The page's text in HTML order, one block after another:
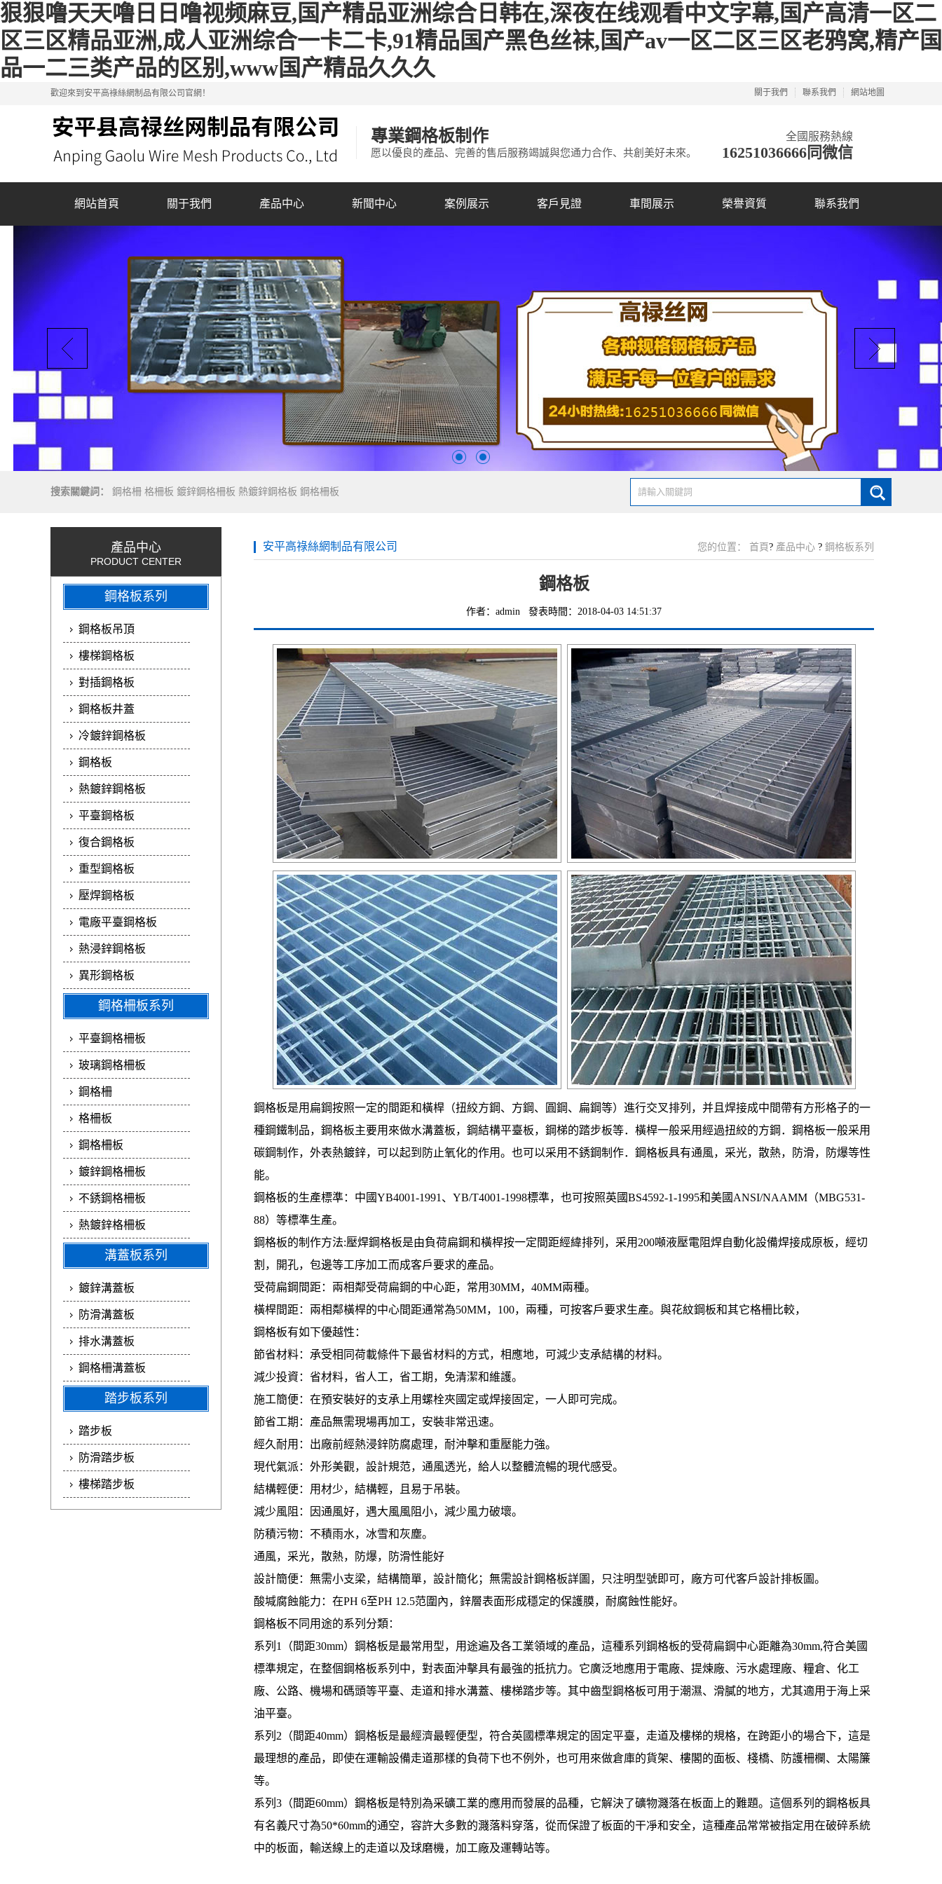
狠狠噜天天噜日日噜视频麻豆,国产精品亚洲综合日韩在,深夜在线观看中文字幕,国产高清一区二
区三区精品亚洲,成人亚洲综合一卡二卡,91精品国产黑色丝袜,国产av一区二区三区老鸦窝,精产国
品一二三类产品的区别,www国产精品久久久
歡迎來到安平高祿絲網制品有限公司官網！ 關于我們 聯系我們 網站地圖
專業鋼格板制作
愿以優良的產品、完善的售后服務竭誠與您通力合作、共創美好未來。
全國服務熱線
16251036666同微信
網站首頁 關于我們 產品中心 新聞中心 案例展示 客戶見證 車間展示 榮譽資質 聯系我們
搜索關鍵詞： 鋼格柵 格柵板 鍍鋅鋼格柵板 熱鍍鋅鋼格板 鋼格柵板
產品中心
PRODUCT CENTER
鋼格板系列
鋼格板吊頂
樓梯鋼格板
對插鋼格板
鋼格板井蓋
冷鍍鋅鋼格板
鋼格板
熱鍍鋅鋼格板
平臺鋼格板
復合鋼格板
重型鋼格板
壓焊鋼格板
電廠平臺鋼格板
熱浸鋅鋼格板
異形鋼格板
鋼格柵板系列
平臺鋼格柵板
玻璃鋼格柵板
鋼格柵
格柵板
鋼格柵板
鍍鋅鋼格柵板
不銹鋼格柵板
熱鍍鋅格柵板
溝蓋板系列
鍍鋅溝蓋板
防滑溝蓋板
排水溝蓋板
鋼格柵溝蓋板
踏步板系列
踏步板
防滑踏步板
樓梯踏步板
安平高祿絲網制品有限公司 您的位置： 首頁? 產品中心 ? 鋼格板系列
鋼格板
作者：admin 發表時間：2018-04-03 14:51:37
鋼格板是用扁鋼按照一定的間距和橫桿（扭絞方鋼、方鋼、圓鋼、扁鋼等）進行交叉排列，并且焊接成中間帶有方形格子的一
種鋼鐵制品，鋼格板主要用來做水溝蓋板，鋼結構平臺板，鋼梯的踏步板等．橫桿一般采用經過扭絞的方鋼．鋼格板一般采用
碳鋼制作，外表熱鍍鋅，可以起到防止氧化的作用。也可以采用不銹鋼制作．鋼格板具有通風，采光，散熱，防滑，防爆等性
能。
鋼格板的生產標準：中國YB4001-1991、YB/T4001-1998標準，也可按照英國BS4592-1-1995和美國ANSI/NAAMM（MBG531-
88）等標準生產。
鋼格板的制作方法:壓焊鋼格板是由負荷扁鋼和橫桿按一定間距經緯排列，采用200噸液壓電阻焊自動化設備焊接成原板，經切
割，開孔，包邊等工序加工而成客戶要求的產品。
受荷扁鋼間距：兩相鄰受荷扁鋼的中心距，常用30MM，40MM兩種。
橫桿間距：兩相鄰橫桿的中心間距通常為50MM，100，兩種，可按客戶要求生產。與花紋鋼板和其它格柵比較，
鋼格板有如下優越性：
節省材料：承受相同荷載條件下最省材料的方式，相應地，可減少支承結構的材料。
減少投資：省材料，省人工，省工期，免清潔和維護。
施工簡便：在預安裝好的支承上用螺栓夾國定或焊接固定，一人即可完成。
節省工期：產品無需現場再加工，安裝非常迅速。
經久耐用：出廠前經熱浸鋅防腐處理，耐沖擊和重壓能力強。
現代氣派：外形美觀，設計規范，通風透光，給人以整體流暢的現代感受。
結構輕便：用材少，結構輕，且易于吊裝。
減少風阻：因通風好，遇大風風阻小，減少風力破壞。
防積污物：不積雨水，冰雪和灰塵。
通風，采光，散熱，防爆，防滑性能好
設計簡便：無需小支梁，結構簡單，設計簡化；無需設計鋼格板詳圖，只注明型號即可，廠方可代客戶設計排板圖。
酸堿腐蝕能力：在PH 6至PH 12.5范圍內，鋅層表面形成穩定的保護膜，耐腐蝕性能好。
鋼格板不同用途的系列分類：
系列1（間距30mm）鋼格板是最常用型，用途遍及各工業領域的產品，這種系列鋼格板的受荷扁鋼中心距離為30mm,符合美國
標準規定，在整個鋼格板系列中，對表面沖擊具有最強的抵抗力。它廣泛地應用于電廠、提煉廠、污水處理廠、糧倉、化工
廠、公路、機場和碼頭等平臺、走道和排水溝蓋、樓梯踏步等。其中齒型鋼格板可用于潮濕、滑膩的地方，尤其適用于海上采
油平臺。
系列2（間距40mm）鋼格板是最經濟最輕便型，符合英國標準規定的固定平臺，走道及樓梯的規格，在跨距小的場合下，這是
最理想的產品，即使在運輸設備走道那樣的負荷下也不例外，也可用來做倉庫的貨架、樓閣的面板、棧橋、防護柵欄、太陽簾
等。
系列3（間距60mm）鋼格板是特別為采礦工業的應用而發展的品種，它解決了礦物濺落在板面上的難題。這個系列的鋼格板具
有名義尺寸為50*60mm的通空，容許大多數的濺落料穿落，從而保證了板面的干凈和安全，這種產品常常被指定用在破碎系統
中的板面，輸送線上的走道以及球磨機，加工廠及運轉站等。